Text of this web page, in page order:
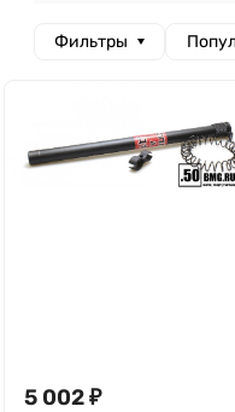
Фильтры
5 002₽